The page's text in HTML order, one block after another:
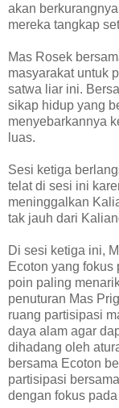
akan
mereka tangkap
Mas Rosek
masyarakat untuk
satwa liar ini.
sikap hidup yang
menyebarkannya
luas.
Sesi ketiga
telat di sesi ini
meninggalkan
tak jauh dari
Di sesi ketiga ini,
Ecoton yang
poin paling
penuturan Mas
ruang partisipasi
daya alam agar
dihadang oleh
bersama Ecoton
partisipasi
dengan fokus